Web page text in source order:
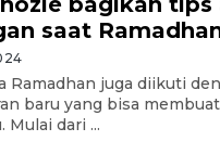
saat
Ramadhan juga diikuti
baru yang bisa
Mulai dari ...